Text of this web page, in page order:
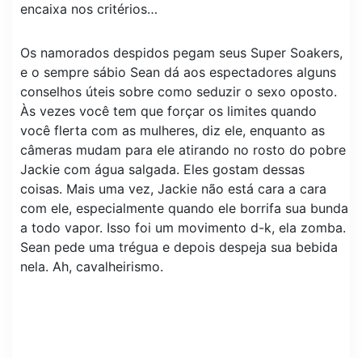
encaixa nos critérios…
Os namorados despidos pegam seus Super Soakers,
e o sempre sábio Sean dá aos espectadores alguns
conselhos úteis sobre como seduzir o sexo oposto.
Às vezes você tem que forçar os limites quando
você flerta com as mulheres, diz ele, enquanto as
câmeras mudam para ele atirando no rosto do pobre
Jackie com água salgada. Eles gostam dessas
coisas. Mais uma vez, Jackie não está cara a cara
com ele, especialmente quando ele borrifa sua bunda
a todo vapor. Isso foi um movimento d-k, ela zomba.
Sean pede uma trégua e depois despeja sua bebida
nela. Ah, cavalheirismo.